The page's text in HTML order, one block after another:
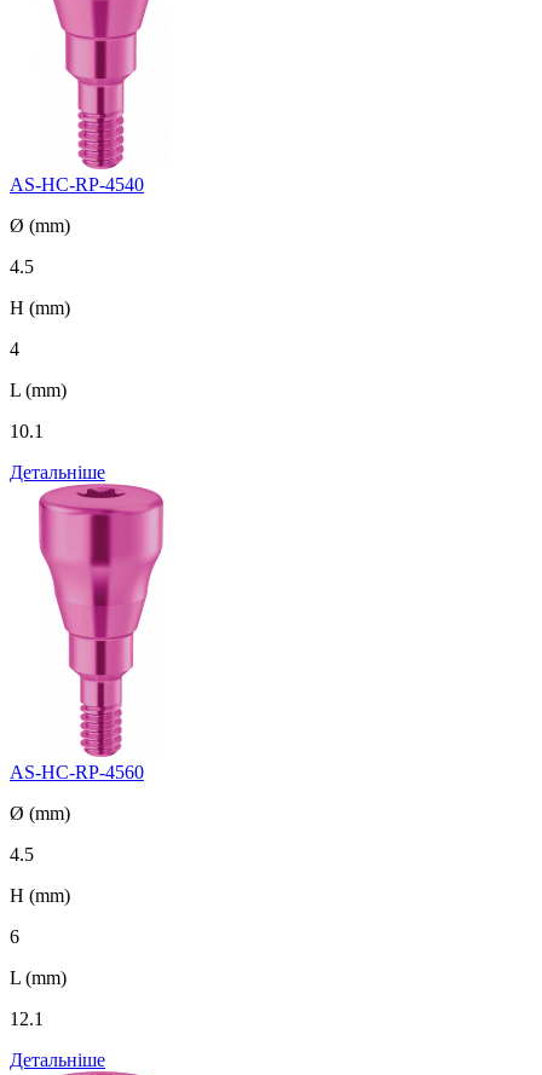
AS-HC-RP-4540
Ø (mm)
4.5
H (mm)
4
L (mm)
10.1
Детальніше
AS-HC-RP-4560
Ø (mm)
4.5
H (mm)
6
L (mm)
12.1
Детальніше